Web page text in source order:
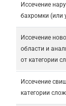
Иссечение
бахромки (или
Иссечение
области и
от категории
Иссечение
категории